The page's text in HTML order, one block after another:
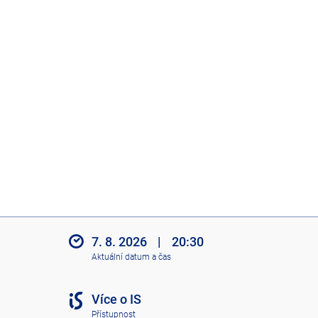
7. 8. 2026 | 20:30
Aktuální datum a čas
Více o IS
Přístupnost